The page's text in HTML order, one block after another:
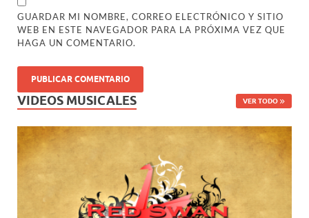
GUARDAR MI NOMBRE, CORREO ELECTRÓNICO Y SITIO
WEB EN ESTE NAVEGADOR PARA LA PRÓXIMA VEZ QUE
HAGA UN COMENTARIO.
VIDEOS MUSICALES VER TODO